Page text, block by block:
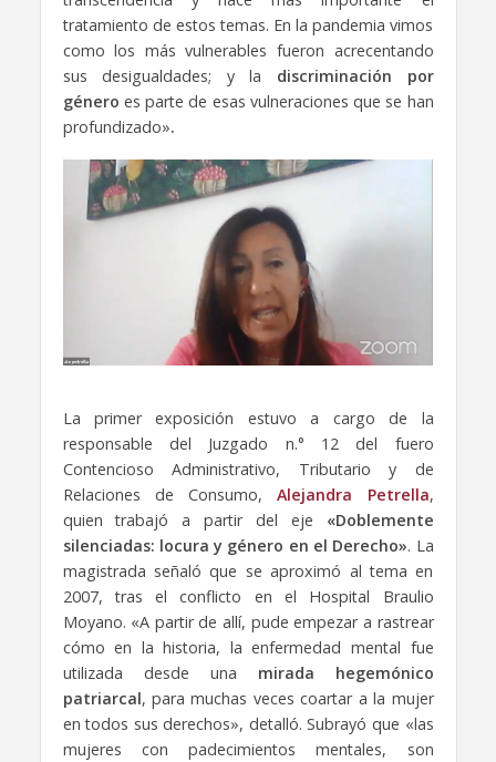
tratamiento de estos temas. En la pandemia vimos
como los más vulnerables fueron acrecentando
sus desigualdades; y la discriminación por
género es parte de esas vulneraciones que se han
profundizado».
La primer exposición estuvo a cargo de la
responsable del Juzgado n.° 12 del fuero
Contencioso Administrativo, Tributario y de
Relaciones de Consumo,Alejandra Petrella,
quien trabajó a partir del eje «Doblemente
silenciadas: locura y género en el Derecho». La
magistrada señaló que se aproximó al tema en
2007, tras el conflicto en el Hospital Braulio
Moyano. «A partir de allí, pude empezar a rastrear
cómo en la historia, la enfermedad mental fue
utilizada desde una mirada hegemónico
patriarcal, para muchas veces coartar a la mujer
en todos sus derechos», detalló. Subrayó que «las
mujeres con padecimientos mentales, son